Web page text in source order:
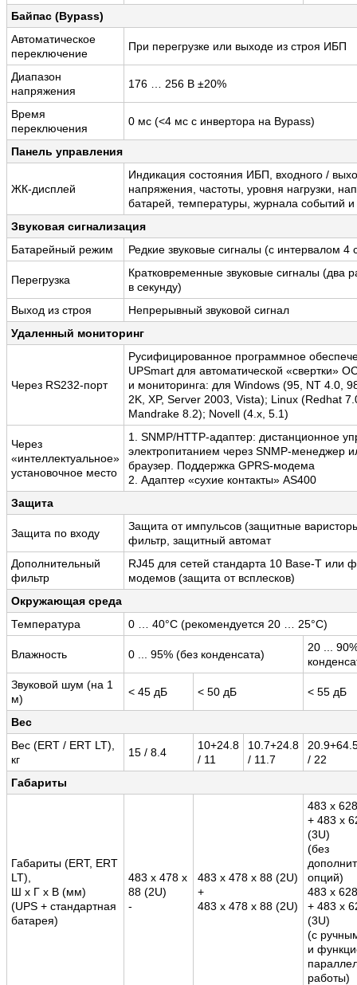
Байпас (Bypass)
Автоматическое
переключение
При перегрузке или выходе из строя ИБП
Диапазон
напряжения
176 … 256 В ±20%
Время
переключения
0 мс (<4 мс с инвертора на Bypass)
Панель управления
ЖК-дисплей
Индикация состояния ИБП, входного /
напряжения, частоты, уровня нагрузки,
батарей, температуры, журнала событий
Звуковая сигнализация
Батарейный режим
Редкие звуковые сигналы (с интервалом 4
Перегрузка
Кратковременные звуковые сигналы (два
в секунду)
Выход из строя
Непрерывный звуковой сигнал
Удаленный мониторинг
Через RS232-порт
Русифицированное программное
UPSmart для автоматической «свертки»
и мониторинга: для Windows (95, NT 4.0,
2K, XP, Server 2003, Vista); Linux (Redhat
Mandrake 8.2); Novell (4.x, 5.1)
Через
«интеллектуальное»
установочное место
1. SNMP/HTTP-адаптер: дистанционное
электропитанием через SNMP-менеджер
браузер. Поддержка GPRS-модема
2. Адаптер «сухие контакты» AS400
Защита
Защита по входу
Защита от импульсов (защитные
фильтр, защитный автомат
Дополнительный
фильтр
RJ45 для сетей стандарта 10 Base-T или
модемов (защита от всплесков)
Окружающая среда
Температура
0 … 40°C (рекомендуется 20 … 25°C)
Влажность 0 ... 95% (без конденсата)
20 ...
Звуковой шум (на 1
м)
< 45 дБ < 50 дБ < 55 дБ
Вес
Вес (ERT / ERT LT),
кг
15 / 8.4
10+24.8
/ 11
10.7+24.8
/ 11.7
/ 22
Габариты
Габариты (ERT, ERT
LT),
Ш x Г x В (мм)
(UPS + стандартная
батарея)
483 x 478 x
88 (2U)
-
483 x 478 x 88 (2U)
+
483 x 478 x 88 (2U)
483 x
+ 483 x
(3U)
(без
опций)
483 x
+ 483 x
(3U)
(с
и
работы)